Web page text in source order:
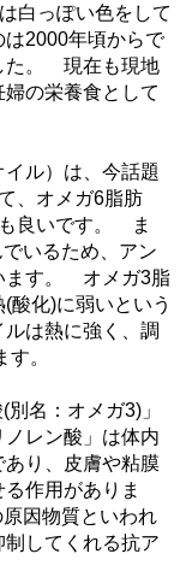
白っぽい色をして
2000年頃からで
た。 現在も現地
の栄養食として
ル）は、今話題
、オメガ6脂肪
良いです。 ま
いるため、アン
ます。 オメガ3脂
酸化)に弱いという
は熱に強く、調
。
名：オメガ3)」
レン酸」は体内
り、皮膚や粘膜
作用がありま
因物質といわれ
してくれる抗ア